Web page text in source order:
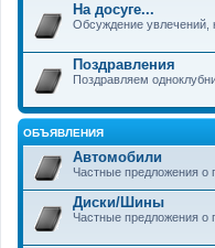
На досуге...
Обсуждение увлечений,
Поздравления
Поздравляем
ОБЪЯВЛЕНИЯ
Автомобили
Частные предложения о
Диски/Шины
Частные предложения о